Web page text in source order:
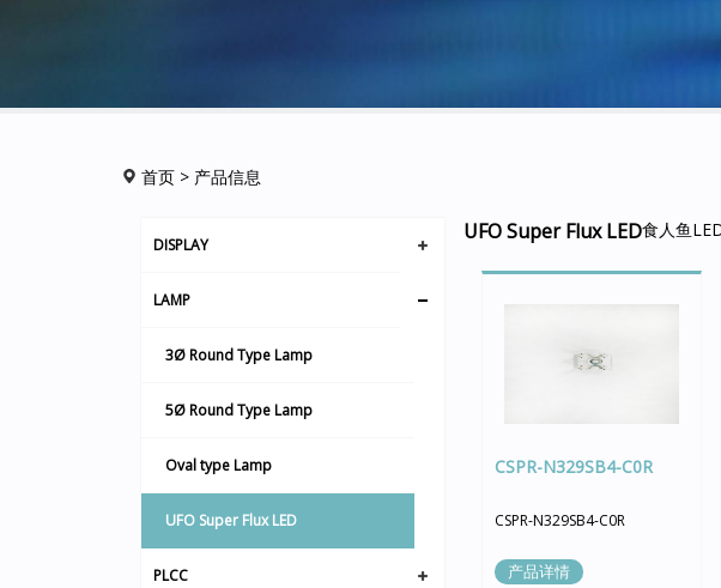
首页 > 产品信息
DISPLAY
LAMP
3Ø Round Type Lamp
5Ø Round Type Lamp
Oval type Lamp
UFO Super Flux LED
PLCC
UFO Super Flux LED食人鱼
CSPR-N329SB4-C0R
CSPR-N329SB4-C0R
产品详情